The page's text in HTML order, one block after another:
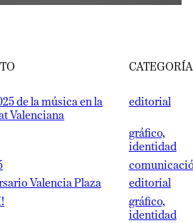
CATEGORÍA
de la música en la
Valenciana
editorial
gráfico,
identidad
Valencia Plaza
editorial
gráfico,
identidad